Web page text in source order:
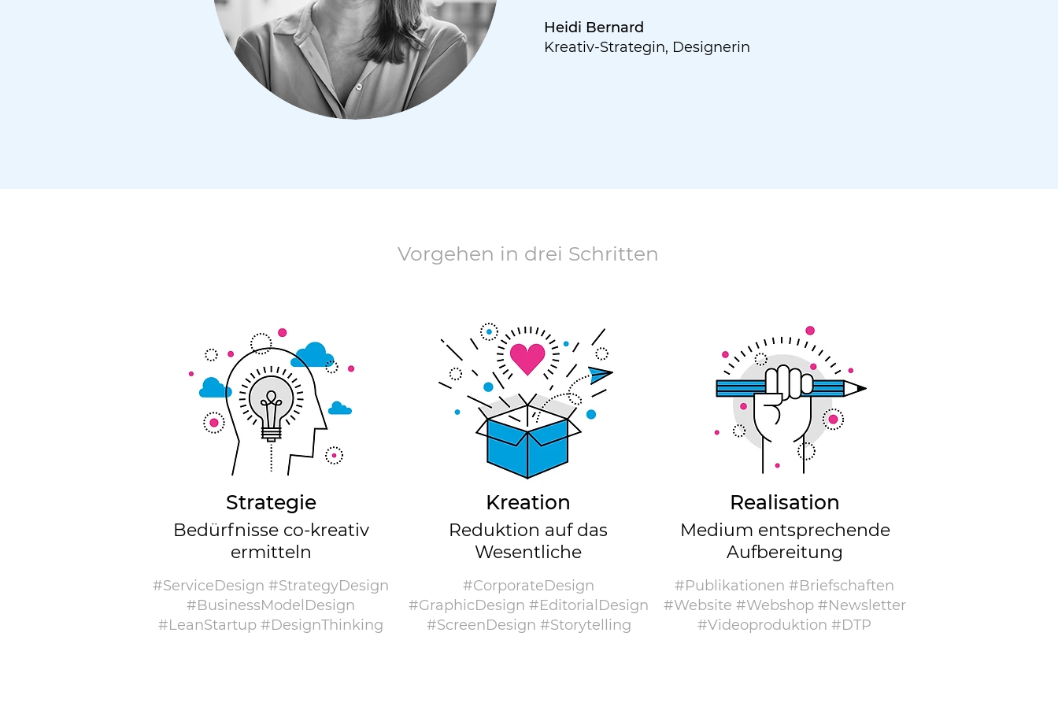
Heidi Bernard
Kreativ-Strategin, Designerin
Vorgehen in drei Schritten
Strategie
Bedürfnisse co-kreativ
ermitteln
#ServiceDesign #StrategyDesign
#BusinessModelDesign
#LeanStartup #DesignThinking
Kreation
Reduktion auf das
Wesentliche
#CorporateDesign
#GraphicDesign #EditorialDesign
#ScreenDesign #Storytelling
Realisation
Medium entsprechende
Aufbereitung
#Publikationen #Briefschaften
#Website #Webshop #Newsletter
#Videoproduktion #DTP